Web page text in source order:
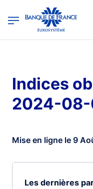
Banque de France -
Indices
2024-
Mise en ligne le 9
Les dernières